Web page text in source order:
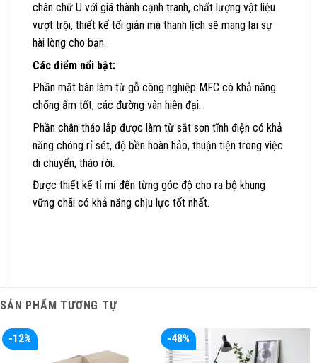
chân chữ U với giá thành cạnh tranh, chất lượng vật liệu
vượt trội, thiết kế tối giản mà thanh lịch sẽ mang lại sự
hài lòng cho bạn.
Các điểm nổi bật:
Phần mặt bàn làm từ gỗ công nghiệp MFC có khả năng
chống ẩm tốt, các đường vân hiên đại.
Phần chân tháo lắp được làm từ sắt sơn tĩnh điện có khả
năng chóng rỉ sét, độ bền hoàn hảo, thuận tiện trong việc
di chuyển, tháo rời.
Được thiết kế tỉ mỉ đến từng góc độ cho ra bộ khung
vững chãi có khả năng chịu lực tốt nhất.
SẢN PHẨM TƯƠNG TỰ
-12% -48%